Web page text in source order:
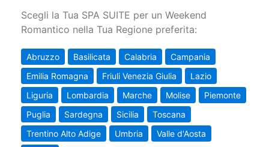
Scegli la Tua SPA SUITE per un Weekend
Romantico nella Tua Regione preferita:
Abruzzo Basilicata Calabria
Campania
Emilia Romagna
Friuli Venezia Giulia
Lazio
Liguria
Lombardia Marche Molise
Piemonte
Puglia
Sardegna Sicilia
Toscana
Trentino Alto Adige
Umbria
Valle d'Aosta